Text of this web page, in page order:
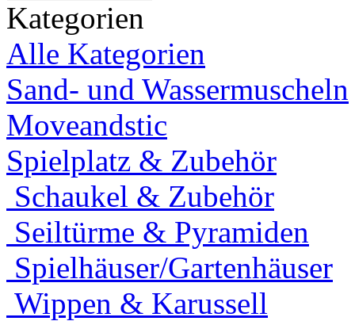
Kategorien
Alle Kategorien
Sand- und Wassermuscheln
Moveandstic
Spielplatz & Zubehör
Schaukel & Zubehör
Seiltürme & Pyramiden
Spielhäuser/Gartenhäuser
Wippen & Karussell